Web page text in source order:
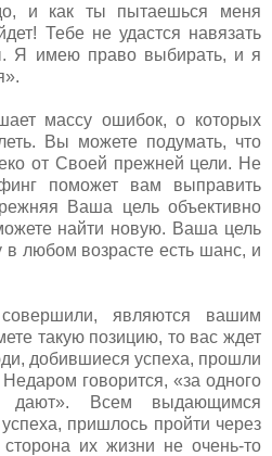
и как ты пытаешься меня
Тебе не удастся навязать
Я имею право выбирать, и я
массу ошибок, о которых
Вы можете подумать, что
от Своей прежней цели. Не
поможет вам выправить
Ваша цель объективно
найти новую. Ваша цель
в любом возрасте есть шанс, и
являются вашим
такую позицию, то вас ждет
добившиеся успеха, прошли
говорится, «за одного
дают». Всем выдающимся
пришлось пройти через
их жизни не очень-то